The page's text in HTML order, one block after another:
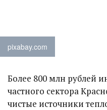
pixabay.com
Более 800 млн рублей
частного сектора
чистые источники